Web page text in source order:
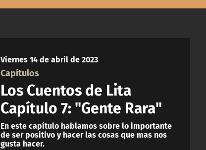
Viernes 14 de abril de 2023
Capítulos
Los Cuentos de Lita
Capítulo 7: "Gente Rara"
En este capítulo hablamos sobre lo importante
de ser positivo y hacer las cosas que mas nos
gusta hacer.